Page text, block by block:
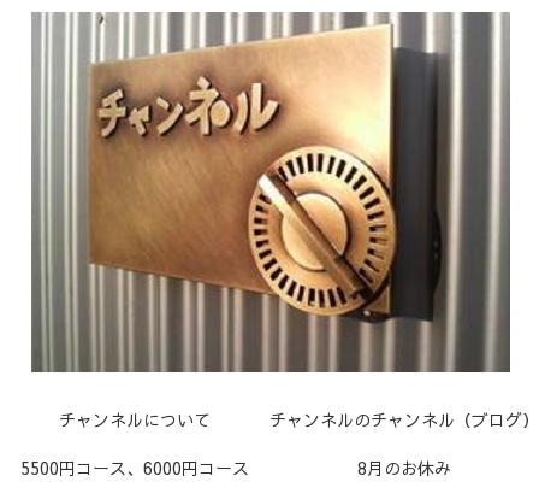
チャンネルについて
チャンネルのチャンネル（ブログ）
5500円コース、6000円コース
8月のお休み